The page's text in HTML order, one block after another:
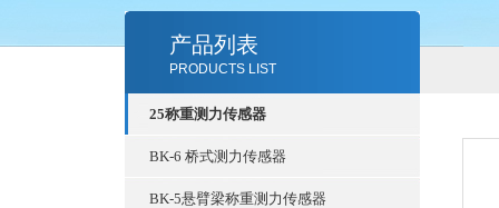
产品列表
PRODUCTS LIST
25称重测力传感器
BK-6 桥式测力传感器
BK-5悬臂梁称重测力传感器